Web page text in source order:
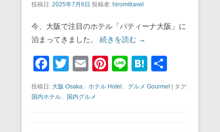
投稿日: 2025年7月6日 投稿者: hiromitravel
今、大阪で注目のホテル「パティーナ大阪」に
泊まってきました。 続きを読む →
F
a
c
T
tt
E
ail
Pi
Li
n
e
H
投稿日: 大阪 Osaka、 ホテル Hotel 、 グルメ Gourmet| タグ:
国内ホテル、 国内グルメ